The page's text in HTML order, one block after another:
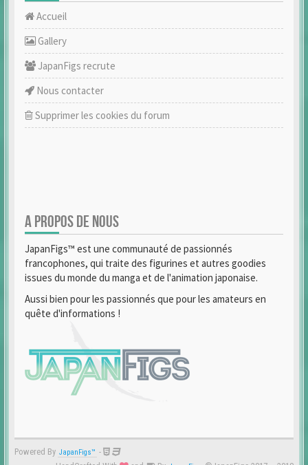
Accueil
Gallery
JapanFigs recrute
Nous contacter
Supprimer les cookies du forum
A PROPOS DE NOUS
JapanFigs™ est une communauté de passionnés
francophones, qui traite des figurines et autres goodies
issues du monde du manga et de l'animation japonaise.
Aussi bien pour les passionnés que pour les amateurs en
quête d'informations !
Powered By JapanFigs™ -